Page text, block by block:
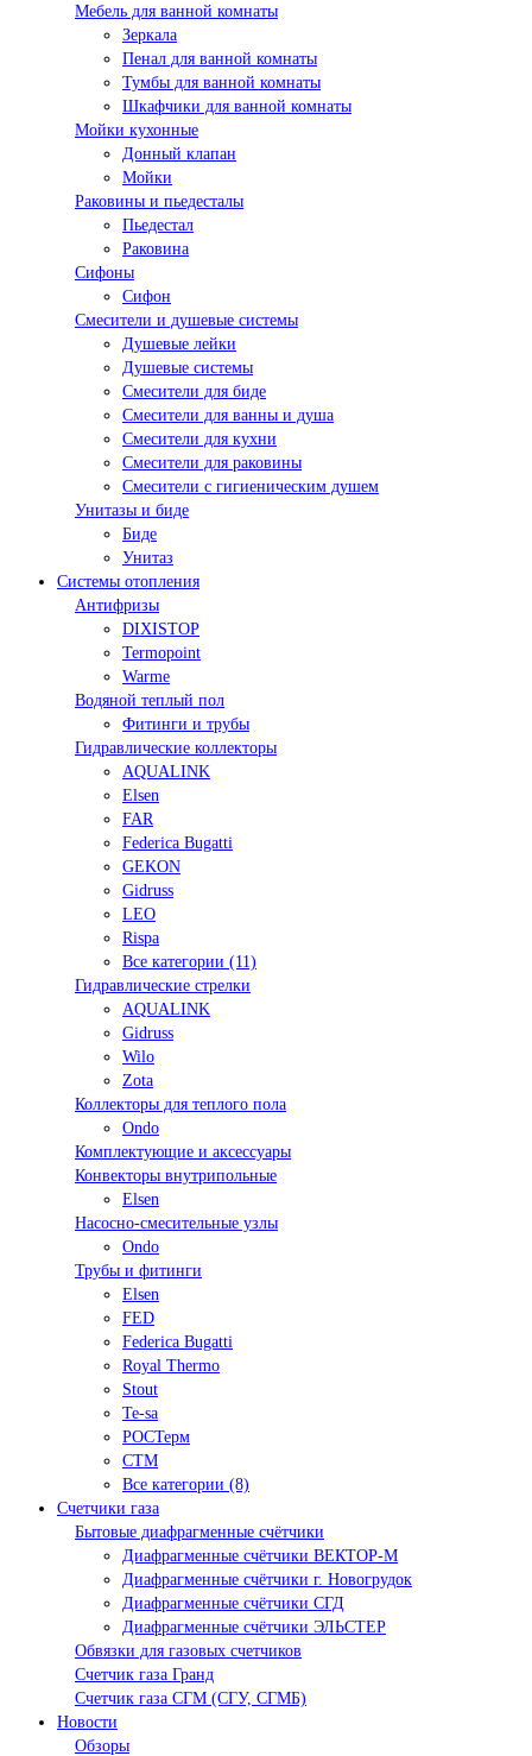
Мебель для ванной комнаты
Зеркала
Пенал для ванной комнаты
Тумбы для ванной комнаты
Шкафчики для ванной комнаты
Мойки кухонные
Донный клапан
Мойки
Раковины и пьедесталы
Пьедестал
Раковина
Сифоны
Сифон
Смесители и душевые системы
Душевые лейки
Душевые системы
Смесители для биде
Смесители для ванны и душа
Смесители для кухни
Смесители для раковины
Смесители с гигиеническим душем
Унитазы и биде
Биде
Унитаз
Системы отопления
Антифризы
DIXISTOP
Termopoint
Warme
Водяной теплый пол
Фитинги и трубы
Гидравлические коллекторы
AQUALINK
Elsen
FAR
Federica Bugatti
GEKON
Gidruss
LEO
Rispa
Все категории (11)
Гидравлические стрелки
AQUALINK
Gidruss
Wilo
Zota
Коллекторы для теплого пола
Ondo
Комплектующие и аксессуары
Конвекторы внутрипольные
Elsen
Насосно-смесительные узлы
Ondo
Трубы и фитинги
Elsen
FED
Federica Bugatti
Royal Thermo
Stout
Te-sa
РОСТерм
СТМ
Все категории (8)
Счетчики газа
Бытовые диафрагменные счётчики
Диафрагменные счётчики ВЕКТОР-М
Диафрагменные счётчики г. Новогрудок
Диафрагменные счётчики СГД
Диафрагменные счётчики ЭЛЬСТЕР
Обвязки для газовых счетчиков
Счетчик газа Гранд
Счетчик газа СГМ (СГУ, СГМБ)
Новости
Обзоры